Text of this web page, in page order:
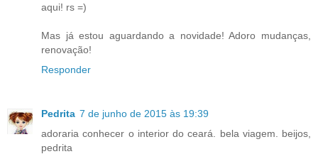
aqui! rs =)
Mas já estou aguardando a novidade! Adoro mudanças,
renovação!
Responder
Pedrita 7 de junho de 2015 às 19:39
adoraria conhecer o interior do ceará. bela viagem. beijos,
pedrita